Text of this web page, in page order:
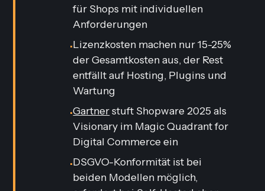
für Shops mit individuellen
Anforderungen
•Lizenzkosten machen nur 15-25%
der Gesamtkosten aus, der Rest
entfällt auf Hosting, Plugins und
Wartung
•Gartnerstuft Shopware 2025 als
Visionary im Magic Quadrant for
Digital Commerce ein
•DSGVO-Konformität ist bei
beiden Modellen möglich,